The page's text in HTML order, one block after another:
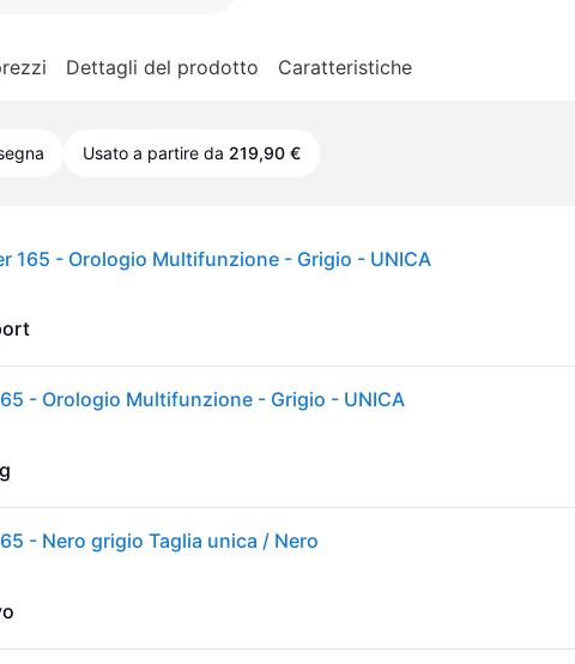
Dettagli del prodotto Caratteristiche
Usato a partire da 219,90 €
165 - Orologio Multifunzione - Grigio - UNICA
- Orologio Multifunzione - Grigio - UNICA
- Nero grigio Taglia unica / Nero